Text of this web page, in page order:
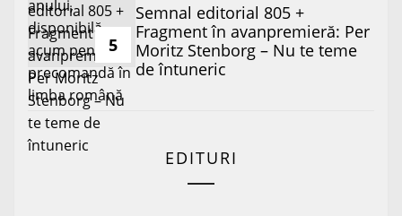
5
Semnal editorial 805 +
Fragment în avanpremieră: Per
Moritz Stenborg – Nu te teme
de întuneric
EDITURI